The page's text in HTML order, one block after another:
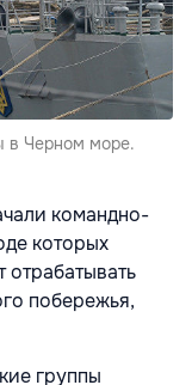
в Черном море.
командно-
которых
отрабатывать
побережья,
группы